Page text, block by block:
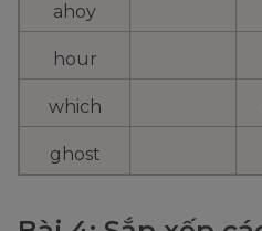
ahoy
hour
which
ghost